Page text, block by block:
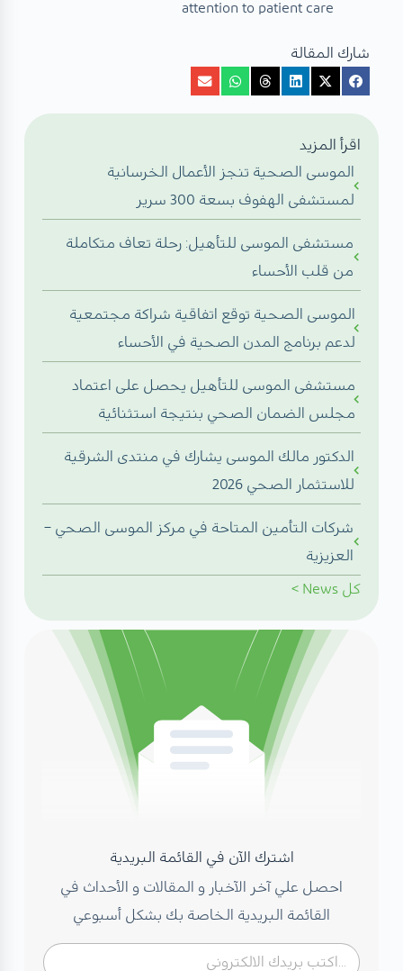
attention to patient care
شارك المقالة
اقرأ المزيد
الموسى الصحية تنجز الأعمال الخرسانية
لمستشفى الهفوف بسعة 300 سرير
مستشفى الموسى للتأهيل: رحلة تعاف متكاملة
من قلب الأحساء
الموسى الصحية توقع اتفاقية شراكة مجتمعية
لدعم برنامج المدن الصحية في الأحساء
مستشفى الموسى للتأهيل يحصل على اعتماد
مجلس الضمان الصحي بنتيجة استثنائية
الدكتور مالك الموسى يشارك في منتدى الشرقية
للاستثمار الصحي 2026
شركات التأمين المتاحة في مركز الموسى الصحي –
العزيزية
كل News
>
اشترك الآن في القائمة البريدية
احصل علي آخر الآخبار و المقالات و الأحداث في
القائمة البريدية الخاصة بك بشكل أسبوعي